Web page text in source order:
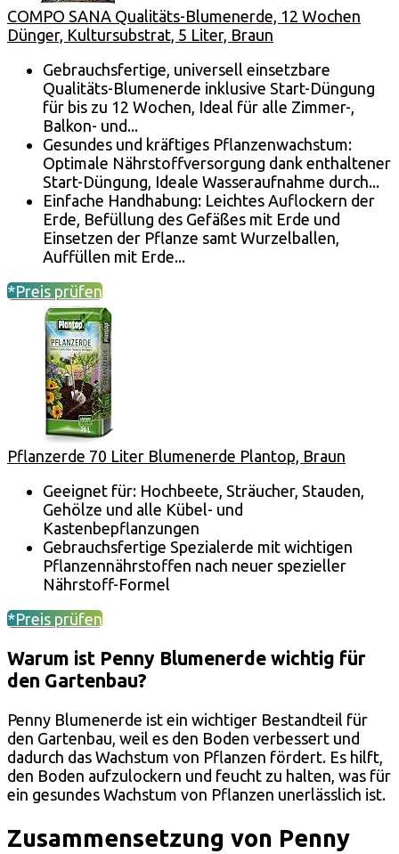
COMPO SANA Qualitäts-Blumenerde, 12 Wochen
Dünger, Kultursubstrat, 5 Liter, Braun
Gebrauchsfertige, universell einsetzbare
Qualitäts-Blumenerde inklusive Start-Düngung
für bis zu 12 Wochen, Ideal für alle Zimmer-,
Balkon- und...
Gesundes und kräftiges Pflanzenwachstum:
Optimale Nährstoffversorgung dank enthaltener
Start-Düngung, Ideale Wasseraufnahme durch...
Einfache Handhabung: Leichtes Auflockern der
Erde, Befüllung des Gefäßes mit Erde und
Einsetzen der Pflanze samt Wurzelballen,
Auffüllen mit Erde...
*Preis prüfen
Pflanzerde 70 Liter Blumenerde Plantop, Braun
Geeignet für: Hochbeete, Sträucher, Stauden,
Gehölze und alle Kübel- und
Kastenbepflanzungen
Gebrauchsfertige Spezialerde mit wichtigen
Pflanzennährstoffen nach neuer spezieller
Nährstoff-Formel
*Preis prüfen
Warum ist Penny Blumenerde wichtig für
den Gartenbau?
Penny Blumenerde ist ein wichtiger Bestandteil für
den Gartenbau, weil es den Boden verbessert und
dadurch das Wachstum von Pflanzen fördert. Es hilft,
den Boden aufzulockern und feucht zu halten, was für
ein gesundes Wachstum von Pflanzen unerlässlich ist.
Zusammensetzung von Penny